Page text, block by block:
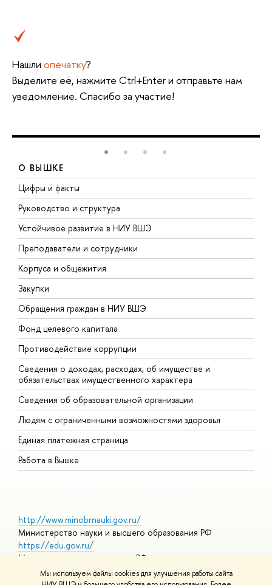
Мы используем файлы cookies для улучшения работы сайта
Нашли опечатку?
Выделите её, нажмите Ctrl+Enter и отправьте нам
уведомление. Спасибо за участие!
О ВЫШКЕ
Цифры и факты
Руководство и структура
Устойчивое развитие в НИУ ВШЭ
Преподаватели и сотрудники
Корпуса и общежития
Закупки
Обращения граждан в НИУ ВШЭ
Фонд целевого капитала
Противодействие коррупции
Сведения о доходах, расходах, об имуществе и
обязательствах имущественного характера
Сведения об образовательной организации
Людям с ограниченными возможностями здоровья
Единая платежная страница
Работа в Вышке
http://www.minobrnauki.gov.ru/
Министерство науки и высшего образования РФ
https://edu.gov.ru/
Министерство просвещения РФ
https://elearning.hse.ru/mooc